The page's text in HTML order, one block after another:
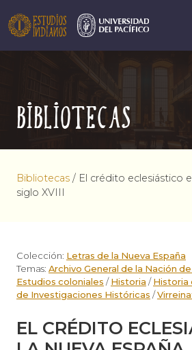
Bibliotecas
Bibliotecas / El crédito eclesiástico
siglo XVIII
Colección: Letras de la Nueva España
Temas: Archivo General de la Nación
Estudios coloniales /Historia /Historia
de Investigaciones Históricas /
EL CRÉDITO